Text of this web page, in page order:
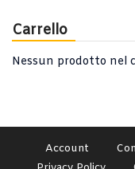
Carrello
Nessun prodotto nel
Account